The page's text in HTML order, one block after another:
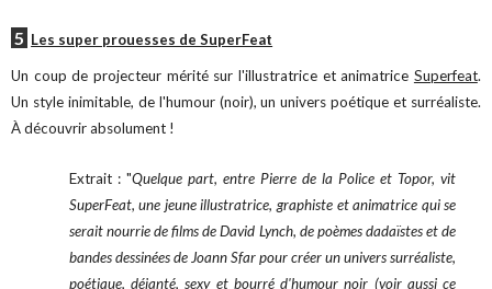
5 Les super prouesses de SuperFeat
Un coup de projecteur mérité sur l'illustratrice et animatrice Superfeat.
Un style inimitable, de l'humour (noir), un univers poétique et surréaliste.
À découvrir absolument !
Extrait : "Quelque part, entre Pierre de la Police et Topor, vit
SuperFeat, une jeune illustratrice, graphiste et animatrice qui se
serait nourrie de films de David Lynch, de poèmes dadaïstes et de
bandes dessinées de Joann Sfar pour créer un univers surréaliste,
poétique, déjanté, sexy et bourré d'humour noir (voir aussi ce